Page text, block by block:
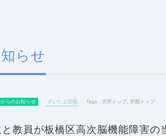
らせ
らのお知らせ さいたま岩槻 Tags : 大学トップ 学園トップ
教員が板橋区高次脳機能障害の